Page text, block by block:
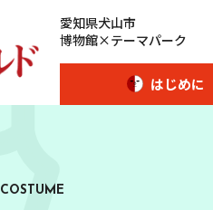
愛知県犬山市
博物館×テーマパーク
はじめに
COSTUME